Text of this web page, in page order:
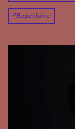
#Repertoire